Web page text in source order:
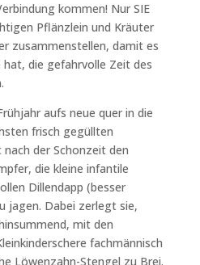
kommen! Nur SIE
Pflänzlein und Kräuter
zusammenstellen, damit es
hat, die gefahrvolle Zeit des
aufs neue quer in die
frisch gegüllten
der Schonzeit den
die kleine infantile
Dillendapp (besser
jagen. Dabei zerlegt sie,
mit den
fachmännisch
Löwenzahn-Stengel zu Brei.